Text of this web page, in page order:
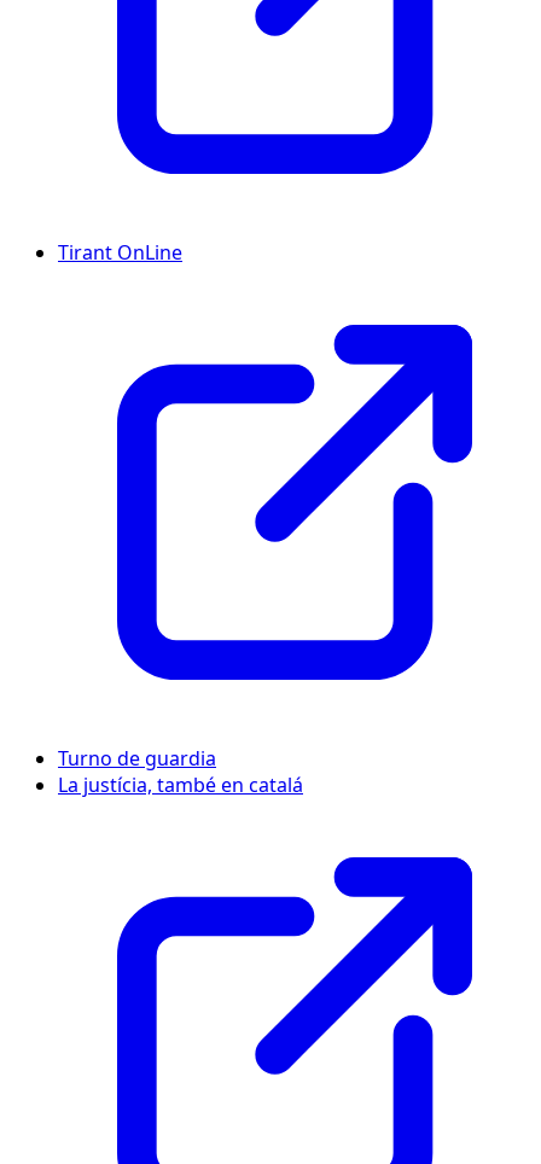
Tirant OnLine
Turno de guardia
La justícia, també en catalá